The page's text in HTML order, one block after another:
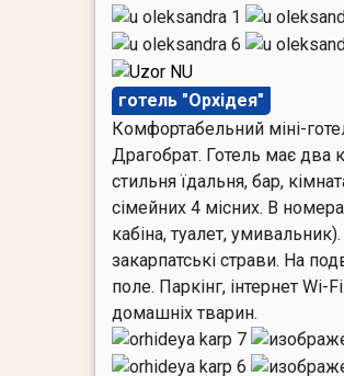
готель "Орхідея"
Комфортабельний міні-
Драгобрат. Готель має два
стильня їдальня, бар,
сімейних 4 місних. В
кабіна, туалет,
закарпатські страви. На
поле. Паркінг, інтернет
домашніх тварин.